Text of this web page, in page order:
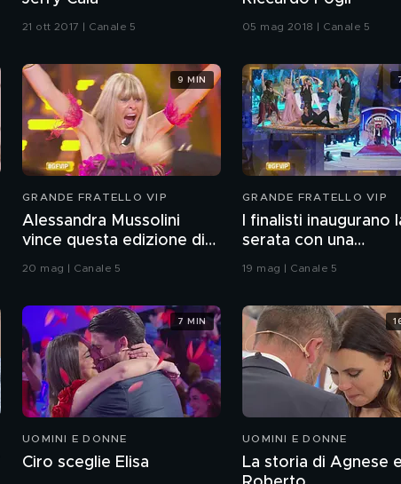
21 ott 2017 | Canale 5 05 mag 2018 | Canale 5
GRANDE FRATELLO VIP
Alessandra Mussolini
vince questa edizione di
Grande Fratello VIP
20 mag | Canale 5
9 MIN
GRANDE FRATELLO VIP
I finalisti inaugurano
serata con una
coreografia
19 mag | Canale 5
UOMINI E DONNE
Ciro sceglie Elisa
7 MIN
UOMINI E DONNE
La storia di Agnese e